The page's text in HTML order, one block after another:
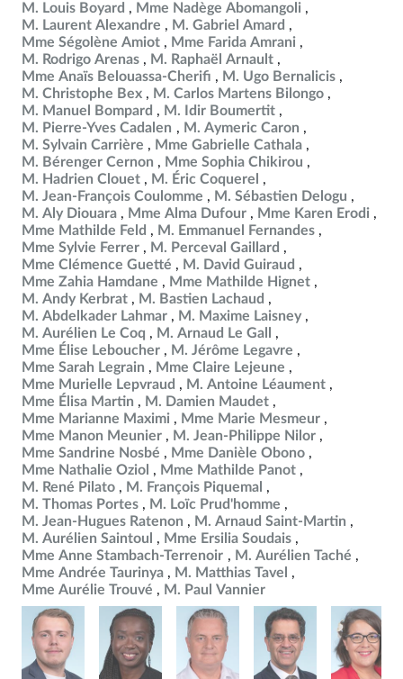
M. Louis Boyard
Mme Nadège Abomangoli
M. Laurent Alexandre
M. Gabriel Amard
Mme Ségolène Amiot
Mme Farida Amrani
M. Rodrigo Arenas
M. Raphaël Arnault
Mme Anaïs Belouassa-Cherifi
M. Ugo Bernalicis
M. Christophe Bex
M. Carlos Martens Bilongo
M. Manuel Bompard
M. Idir Boumertit
M. Pierre-Yves Cadalen
M. Aymeric Caron
M. Sylvain Carrière
Mme Gabrielle Cathala
M. Bérenger Cernon
Mme Sophia Chikirou
M. Hadrien Clouet
M. Éric Coquerel
M. Jean-François Coulomme
M. Sébastien Delogu
M. Aly Diouara
Mme Alma Dufour
Mme Karen Erodi
Mme Mathilde Feld
M. Emmanuel Fernandes
Mme Sylvie Ferrer
M. Perceval Gaillard
Mme Clémence Guetté
M. David Guiraud
Mme Zahia Hamdane
Mme Mathilde Hignet
M. Andy Kerbrat
M. Bastien Lachaud
M. Abdelkader Lahmar
M. Maxime Laisney
M. Aurélien Le Coq
M. Arnaud Le Gall
Mme Élise Leboucher
M. Jérôme Legavre
Mme Sarah Legrain
Mme Claire Lejeune
Mme Murielle Lepvraud
M. Antoine Léaument
Mme Élisa Martin
M. Damien Maudet
Mme Marianne Maximi
Mme Marie Mesmeur
Mme Manon Meunier
M. Jean-Philippe Nilor
Mme Sandrine Nosbé
Mme Danièle Obono
Mme Nathalie Oziol
Mme Mathilde Panot
M. René Pilato
M. François Piquemal
M. Thomas Portes
M. Loïc Prud'homme
M. Jean-Hugues Ratenon
M. Arnaud Saint-Martin
M. Aurélien Saintoul
Mme Ersilia Soudais
Mme Anne Stambach-Terrenoir
M. Aurélien Taché
Mme Andrée Taurinya
M. Matthias Tavel
Mme Aurélie Trouvé
M. Paul Vannier